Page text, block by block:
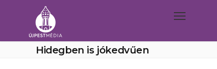
Hidegben is jókedvűen